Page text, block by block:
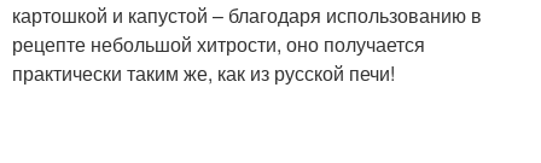
картошкой и капустой – благодаря использованию в
рецепте небольшой хитрости, оно получается
практически таким же, как из русской печи!